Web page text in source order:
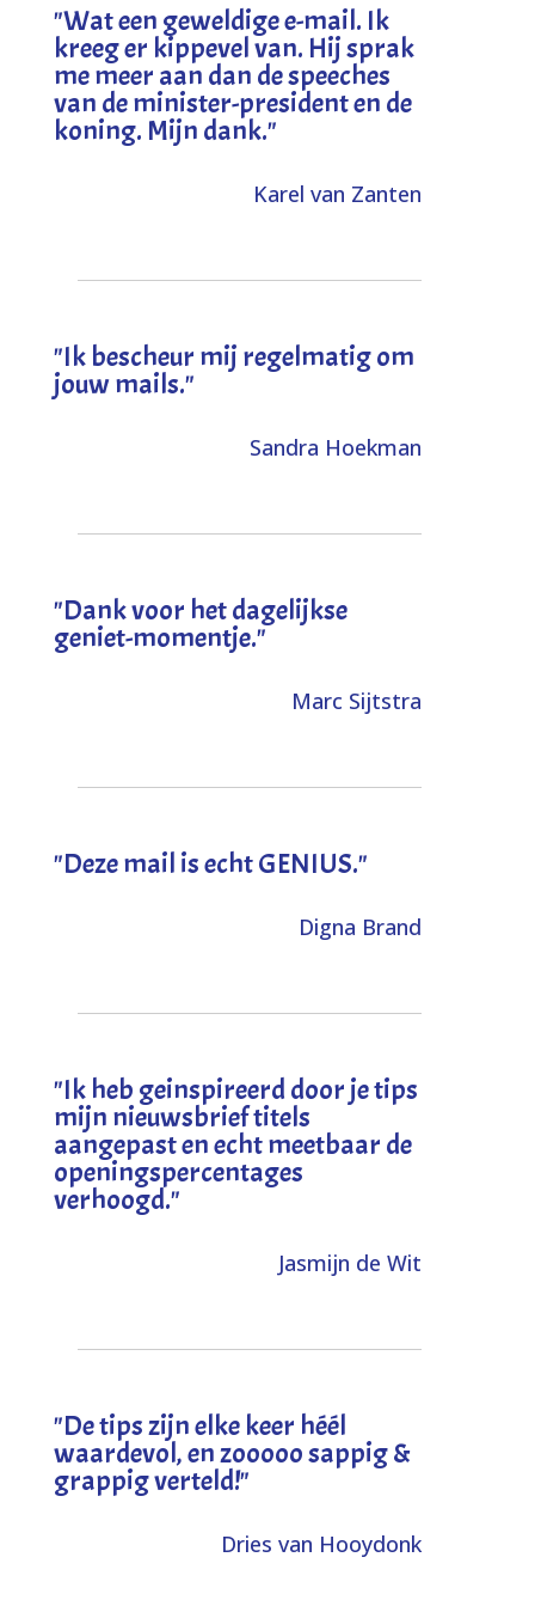
"Wat een geweldige e-mail. Ik
kreeg er kippevel van. Hij sprak
me meer aan dan de speeches
van de minister-president en de
koning. Mijn dank."
Karel van Zanten
"Ik bescheur mij regelmatig om
jouw mails."
Sandra Hoekman
"Dank voor het dagelijkse
geniet-momentje."
Marc Sijtstra
"Deze mail is echt GENIUS."
Digna Brand
"Ik heb geinspireerd door je tips
mijn nieuwsbrief titels
aangepast en echt meetbaar de
openingspercentages
verhoogd."
Jasmijn de Wit
"De tips zijn elke keer héél
waardevol, en zooooo sappig &
grappig verteld!"
Dries van Hooydonk